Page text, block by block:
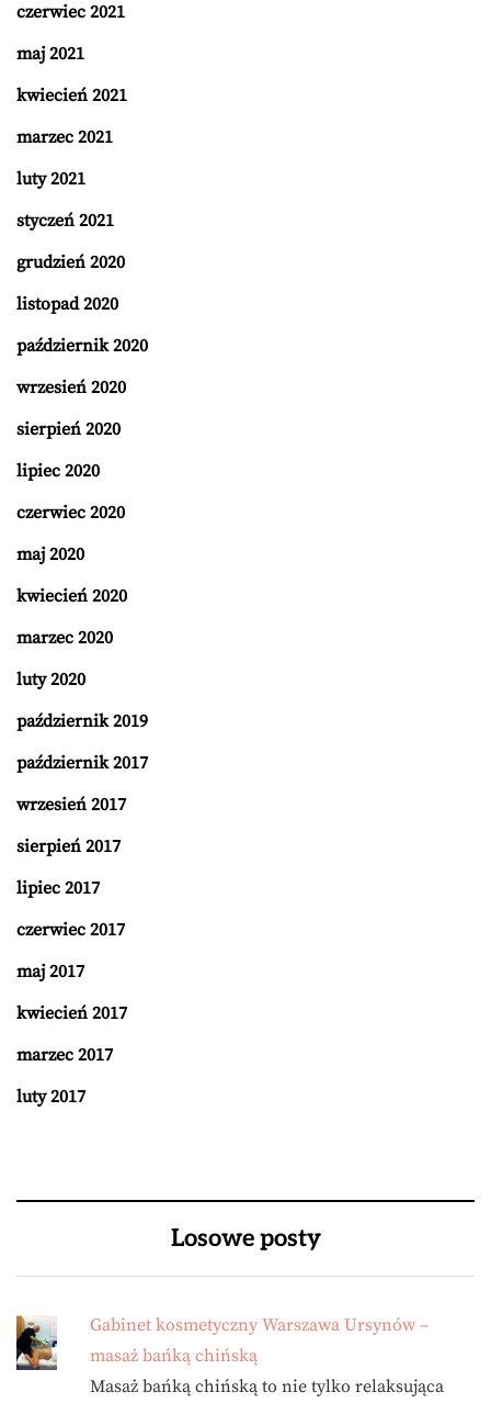
czerwiec 2021
maj 2021
kwiecień 2021
marzec 2021
luty 2021
styczeń 2021
grudzień 2020
listopad 2020
październik 2020
wrzesień 2020
sierpień 2020
lipiec 2020
czerwiec 2020
maj 2020
kwiecień 2020
marzec 2020
luty 2020
październik 2019
październik 2017
wrzesień 2017
sierpień 2017
lipiec 2017
czerwiec 2017
maj 2017
kwiecień 2017
marzec 2017
luty 2017
Losowe posty
Gabinet kosmetyczny Warszawa Ursynów –
masaż bańką chińską
Masaż bańką chińską to nie tylko relaksująca